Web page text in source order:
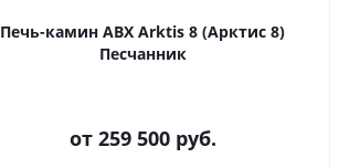
Печь-камин ABX Arktis 8 (Арктис 8)
Песчанник
от 259 500 руб.